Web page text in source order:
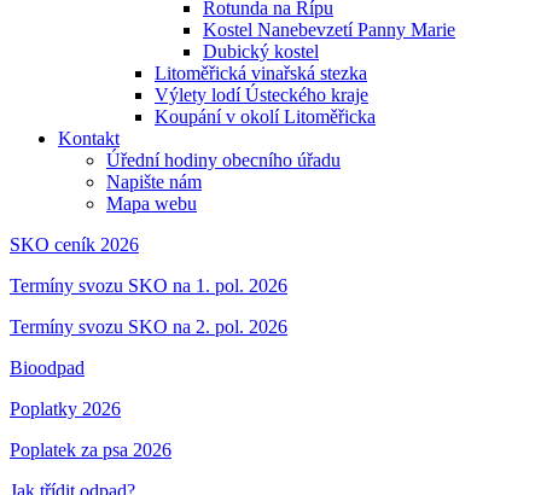
Rotunda na Řípu
Kostel Nanebevzetí Panny Marie
Dubický kostel
Litoměřická vinařská stezka
Výlety lodí Ústeckého kraje
Koupání v okolí Litoměřicka
Kontakt
Úřední hodiny obecního úřadu
Napište nám
Mapa webu
SKO ceník 2026
Termíny svozu SKO na 1. pol. 2026
Termíny svozu SKO na 2. pol. 2026
Bioodpad
Poplatky 2026
Poplatek za psa 2026
Jak třídit odpad?